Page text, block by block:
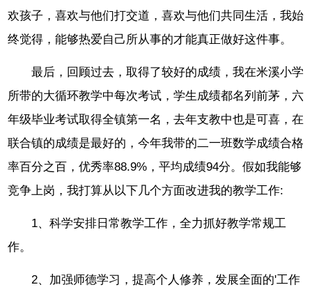
欢孩子，喜欢与他们打交道，喜欢与他们共同生活，我始
终觉得，能够热爱自己所从事的才能真正做好这件事。
最后，回顾过去，取得了较好的成绩，我在米溪小学
所带的大循环教学中每次考试，学生成绩都名列前茅，六
年级毕业考试取得全镇第一名，去年支教中也是可喜，在
联合镇的成绩是最好的，今年我带的二一班数学成绩合格
率百分之百，优秀率88.9%，平均成绩94分。假如我能够
竞争上岗，我打算从以下几个方面改进我的教学工作:
1、科学安排日常教学工作，全力抓好教学常规工
作。
2、加强师德学习，提高个人修养，发展全面的'工作